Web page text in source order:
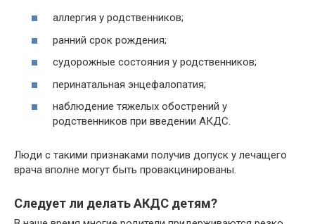
аллергия у родственников;
ранний срок рождения;
судорожные состояния у родственников;
перинатальная энцефалопатия;
наблюдение тяжелых обострений у
родственников при введении АКДС.
Люди с такими признаками получив допуск у лечащего
врача вполне могут быть провакцинированы.
Следует ли делать АКДС детям?